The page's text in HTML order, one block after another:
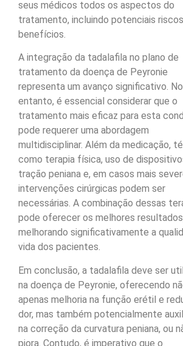
seus médicos todos os aspectos do
tratamento, incluindo potenciais
benefícios.
A integração da tadalafila no plano de
tratamento da doença de Peyronie
representa um avanço significativo. No
entanto, é essencial considerar que o
tratamento mais eficaz para esta
pode requerer uma abordagem
multidisciplinar. Além da medicação,
como terapia física, uso de
tração peniana e, em casos mais
intervenções cirúrgicas podem ser
necessárias. A combinação dessas
pode oferecer os melhores
melhorando significativamente a
vida dos pacientes.
Em conclusão, a tadalafila deve ser
na doença de Peyronie, oferecendo
apenas melhoria na função erétil e
dor, mas também potencialmente
na correção da curvatura peniana, ou
piora. Contudo, é imperativo que o